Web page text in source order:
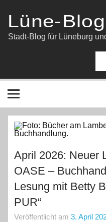
springen
Lüne-Blog
Stadt-Blog für Lüneburg
April 2026: Neuer
OASE –
Lesung mit Betty
PUR“
Veröffentlicht am 3. April